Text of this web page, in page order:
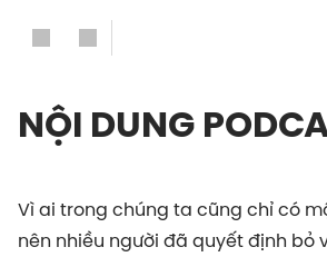
NỘI DUNG
Vì ai trong chúng ta cũng chỉ có
nên nhiều người đã quyết định bỏ